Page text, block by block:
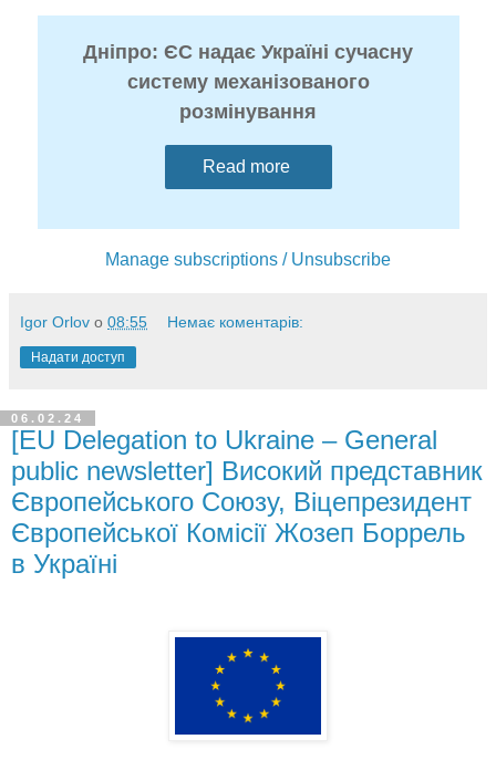
Дніпро: ЄС надає Україні сучасну
систему механізованого
розмінування
Read more
Manage subscriptions / Unsubscribe
Igor Orlov о 08:55 Немає коментарів:
Надати доступ
06.02.24
[EU Delegation to Ukraine – General
public newsletter] Високий представник
Європейського Союзу, Віцепрезидент
Європейської Комісії Жозеп Боррель
в Україні